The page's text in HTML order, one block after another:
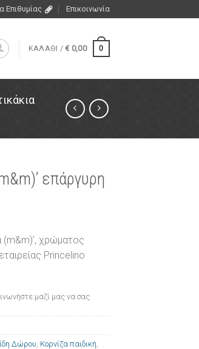
Επιθυμίας Επικοινωνία
ΚΑΛΑΘΙ /€ 0,00 0
επάργυρη
(m&m)’, χρώματος
Princelino
μαζί μας να σας
Δώρου Κορνίζα παιδική